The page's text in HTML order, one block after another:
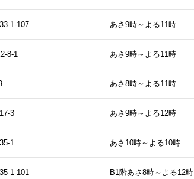
1-107 あさ9時～よる11時
8-1 あさ9時～よる11時
あさ8時～よる11時
3 あさ9時～よる12時
1 あさ10時～よる10時
1-101 B1階あさ8時～よる12時